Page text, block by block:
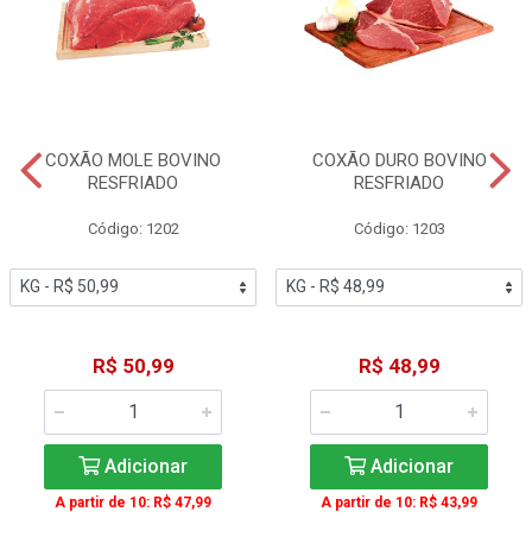
COXÃO MOLE BOVINO
RESFRIADO
Código: 1202
R$ 50,99
Adicionar
A partir de 10: R$ 47,99
COXÃO DURO BOVINO
RESFRIADO
Código: 1203
R$ 48,99
Adicionar
A partir de 10: R$ 43,99